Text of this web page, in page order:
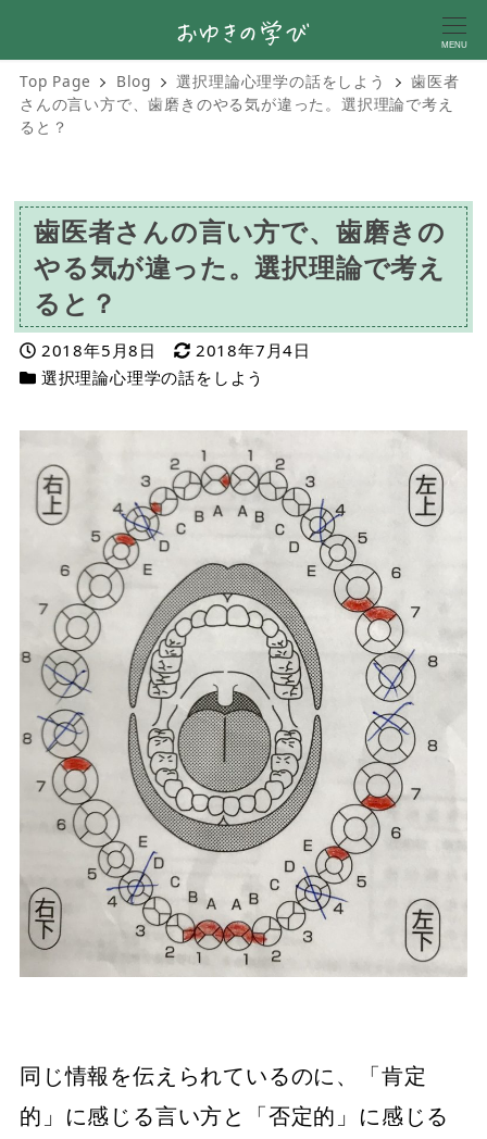
MENU
Top Page Blog 選択理論心理学の話をしよう
歯医者
さんの言い方で、歯磨きのやる気が違った。選択理論で考え
ると？
歯医者さんの言い方で、歯磨きの
やる気が違った。選択理論で考え
ると？
投稿日
2018年5月8日 更新日
2018年7月4日
カテゴリー
選択理論心理学の話をしよう
同じ情報を伝えられているのに、「肯定
的」に感じる言い方と「否定的」に感じる